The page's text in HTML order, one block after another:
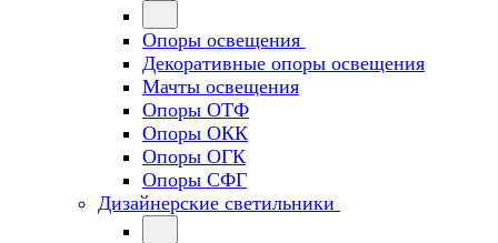
Опоры освещения
Декоративные опоры освещения
Мачты освещения
Опоры ОТФ
Опоры ОКК
Опоры ОГК
Опоры СФГ
Дизайнерские светильники